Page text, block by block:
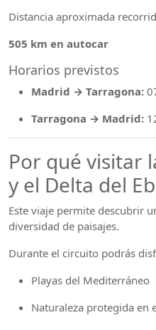
Distancia aproximada
505 km en autocar
Horarios previstos
Madrid → Tarragona:
Tarragona → Madrid:
Por qué visitar
y el Delta del
Este viaje permite descubrir
diversidad de paisajes.
Durante el circuito podrás
Playas del Mediterráneo
Naturaleza protegida en